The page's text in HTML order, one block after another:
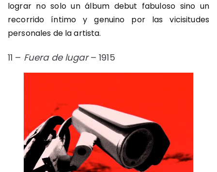
lograr no solo un álbum debut fabuloso sino un
recorrido íntimo y genuino por las vicisitudes
personales de la artista.
11 – Fuera de lugar– 1915